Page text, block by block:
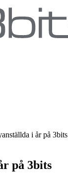
i år på 3bits
på 3bits